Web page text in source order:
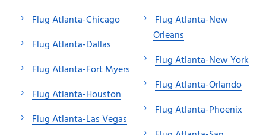
Flug Atlanta-Chicago
Flug Atlanta-Dallas
Flug Atlanta-Fort Myers
Flug Atlanta-Houston
Flug Atlanta-Las Vegas
Flug Atlanta-New
Orleans
Flug Atlanta-New York
Flug Atlanta-Orlando
Flug Atlanta-Phoenix